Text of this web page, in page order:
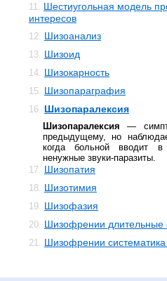
11. Шестиугольная модель
интересов
12. Шизоанализ
13. Шизоид
14. Шизокарность
15. Шизопараграфия
16. Шизопаралексия
Шизопаралексия —
предыдущему, но
когда больной вводит
ненужные звуки-паразиты.
17. Шизопатия
18. Шизотимия
19. Шизофазия
20. Шизофрении
21. Шизофрении систематика